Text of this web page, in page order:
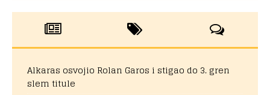
Alkaras osvojio Rolan Garos i stigao do 3. gren
slem titule